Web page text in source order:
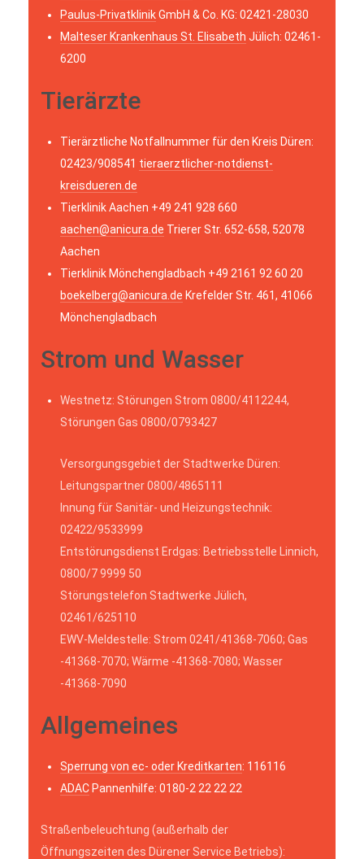
Paulus-PrivatklinikGmbH & Co. KG: 02421-28030
Malteser Krankenhaus St. Elisabeth Jülich: 02461-
6200
Tierärzte
Tierärztliche Notfallnummer für den Kreis Düren:
02423/908541 tieraerztlicher-notdienst-
kreisdueren.de
Tierklinik Aachen +49 241 928 660
aachen@anicura.de Trierer Str. 652-658, 52078
Aachen
Tierklinik Mönchengladbach +49 2161 92 60 20
boekelberg@anicura.de Krefelder Str. 461, 41066
Mönchengladbach
Strom und Wasser
Westnetz: Störungen Strom 0800/4112244,
Störungen Gas 0800/0793427
Versorgungsgebiet der Stadtwerke Düren:
Leitungspartner 0800/4865111
Innung für Sanitär- und Heizungstechnik:
02422/9533999
Entstörungsdienst Erdgas: Betriebsstelle Linnich,
0800/7 9999 50
Störungstelefon Stadtwerke Jülich,
02461/625110
EWV-Meldestelle: Strom 0241/41368-7060; Gas
-41368-7070; Wärme -41368-7080; Wasser
-41368-7090
Allgemeines
Sperrung von ec- oder Kreditkarten: 116116
ADAC Pannenhilfe: 0180-2 22 22 22
Straßenbeleuchtung (außerhalb der
Öffnungszeiten des Dürener Service Betriebs):